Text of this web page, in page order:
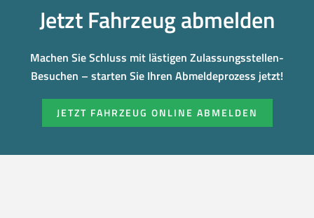
Jetzt Fahrzeug abmelden
Machen Sie Schluss mit lästigen Zulassungsstellen-
Besuchen – starten Sie Ihren Abmeldeprozess jetzt!
JETZT FAHRZEUG ONLINE ABMELDEN